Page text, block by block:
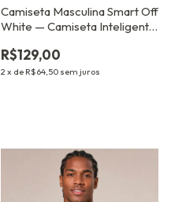
Camiseta Masculina Smart Off
White — Camiseta Inteligente
Corpo
R$129,00
2 x de R$64,50 sem juros